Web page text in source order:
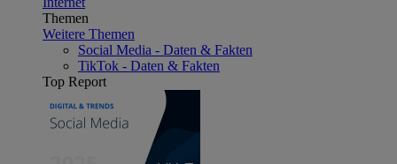
Themen
Weitere Themen
Social Media - Daten & Fakten
TikTok - Daten & Fakten
Top Report